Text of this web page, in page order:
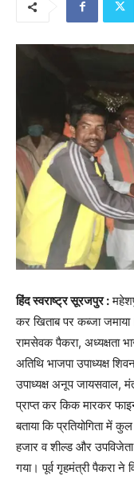
हिंद स्वराष्ट्र सूरजपुर :
कर खिताब पर कब्जा
रामसेवक पैकरा, अध्यक्षता
अतिथि भाजपा उपाध्यक्ष
उपाध्यक्ष अनूप जायसवाल,
प्राप्त कर किक मारकर
बताया कि प्रतियोगिता में
हजार व शील्ड और
गया। पूर्व गृहमंत्री पैकरा ने